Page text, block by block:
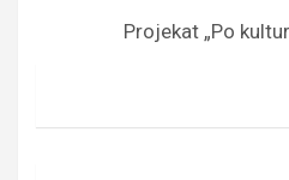
Projekat „Po